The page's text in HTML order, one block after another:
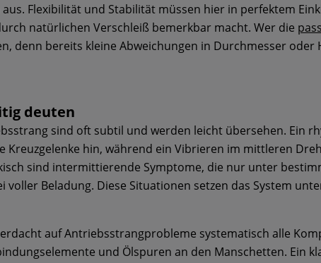
Flexibilität und Stabilität müssen hier in perfektem
natürlichen Verschleiß bemerkbar macht. Wer die
denn bereits kleine Abweichungen in Durchmesser
deuten
sind oft subtil und werden leicht übersehen. Ein
Kreuzgelenke hin, während ein Vibrieren im mittleren
sind intermittierende Symptome, die nur unter
Beladung. Diese Situationen setzen das System
auf Antriebsstrangprobleme systematisch alle
und Ölspuren an den Manschetten. Ein